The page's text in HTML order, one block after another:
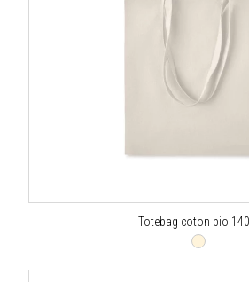
Totebag coton bio